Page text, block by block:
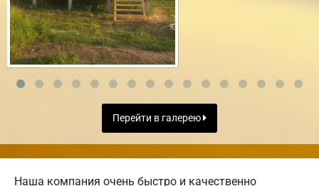
Перейти в галерею
Наша компания очень быстро и качественно